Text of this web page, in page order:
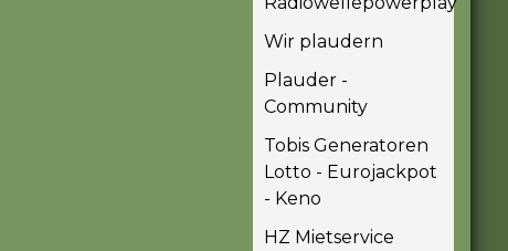
Wir plaudern
Plauder -
Community
Tobis Generatoren
Lotto - Eurojackpot
- Keno
HZ Mietservice